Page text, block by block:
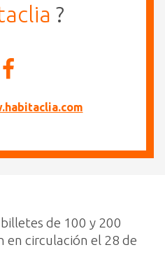
?
de 100 y 200
en circulación el 28 de